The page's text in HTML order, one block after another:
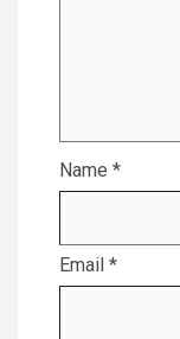
Name *
Email *